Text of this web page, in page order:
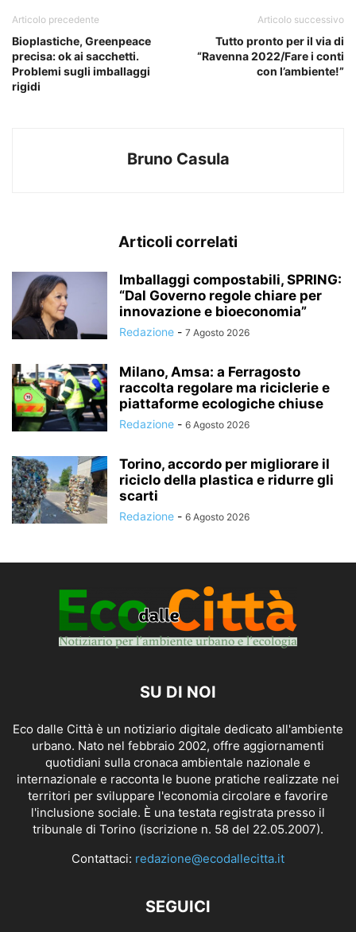
Articolo precedente
Bioplastiche, Greenpeace
precisa: ok ai sacchetti.
Problemi sugli imballaggi
rigidi
Articolo successivo
Tutto pronto per il via di
“Ravenna 2022/Fare i conti
con l’ambiente!”
Bruno Casula
Articoli correlati
Imballaggi compostabili, SPRING:
“Dal Governo regole chiare per
innovazione e bioeconomia”
Redazione - 7 Agosto 2026
Milano, Amsa: a Ferragosto
raccolta regolare ma riciclerie e
piattaforme ecologiche chiuse
Redazione - 6 Agosto 2026
Torino, accordo per migliorare il
riciclo della plastica e ridurre gli
scarti
Redazione - 6 Agosto 2026
SU DI NOI
Eco dalle Città è un notiziario digitale dedicato all'ambiente
urbano. Nato nel febbraio 2002, offre aggiornamenti
quotidiani sulla cronaca ambientale nazionale e
internazionale e racconta le buone pratiche realizzate nei
territori per sviluppare l'economia circolare e favorire
l'inclusione sociale. È una testata registrata presso il
tribunale di Torino (iscrizione n. 58 del 22.05.2007).
Contattaci: redazione@ecodallecitta.it
SEGUICI